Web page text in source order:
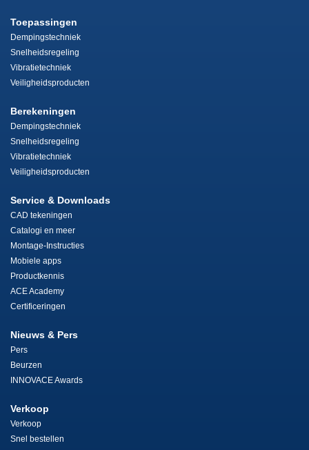
Toepassingen
Dempingstechniek
Snelheidsregeling
Vibratietechniek
Veiligheidsproducten
Berekeningen
Dempingstechniek
Snelheidsregeling
Vibratietechniek
Veiligheidsproducten
Service & Downloads
CAD tekeningen
Catalogi en meer
Montage-Instructies
Mobiele apps
Productkennis
ACE Academy
Certificeringen
Nieuws & Pers
Pers
Beurzen
INNOVACE Awards
Verkoop
Verkoop
Snel bestellen